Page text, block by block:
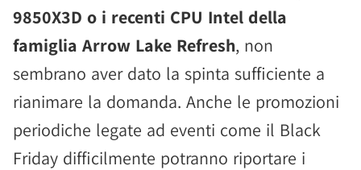
9850X3D o i recenti CPU Intel della
famiglia Arrow Lake Refresh, non
sembrano aver dato la spinta sufficiente a
rianimare la domanda. Anche le promozioni
periodiche legate ad eventi come il Black
Friday difficilmente potranno riportare i